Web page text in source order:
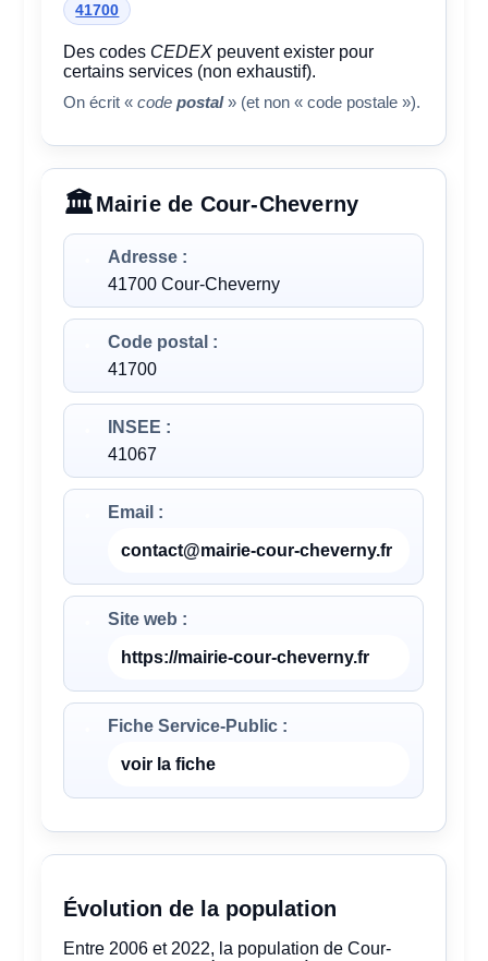
41700
Des codes CEDEX peuvent exister pour
certains services (non exhaustif).
On écrit «codepostal» (et non « code postale »).
Mairie de Cour-Cheverny
Adresse :
41700 Cour-Cheverny
Code postal :
41700
INSEE :
41067
Email :
contact@mairie-cour-cheverny.fr
Site web :
https://mairie-cour-cheverny.fr
Fiche Service-Public :
voir la fiche
Évolution de la population
Entre 2006 et 2022, la population de Cour-